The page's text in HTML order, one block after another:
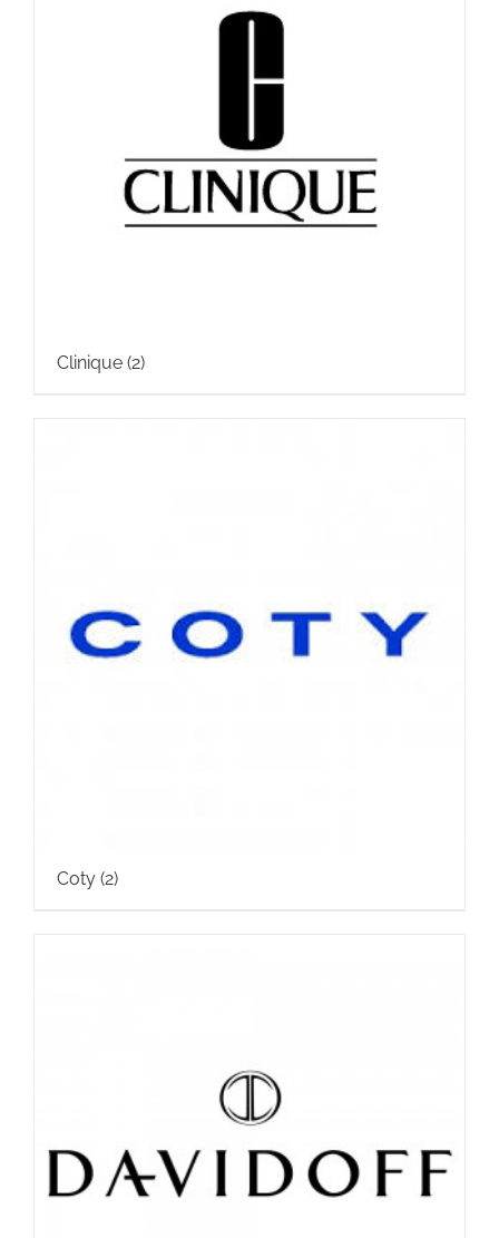
Clinique (2)
Coty (2)